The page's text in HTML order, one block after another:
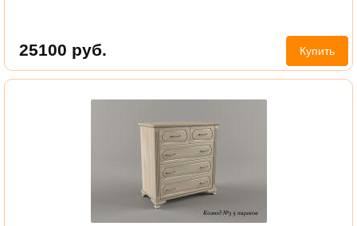
25100 руб. Купить